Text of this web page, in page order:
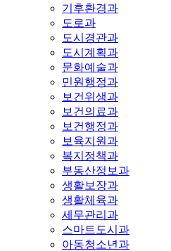
기후환경과
도로과
도시경관과
도시계획과
문화예술과
민원행정과
보건위생과
보건의료과
보건행정과
보육지원과
복지정책과
부동산정보과
생활보장과
생활체육과
세무관리과
스마트도시과
아동청소년과